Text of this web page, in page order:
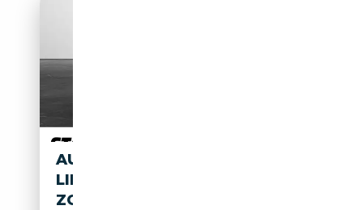
AUDI Q8 E-TRON QUATTRO S
LINE BAVIPLUS MATRIX 21-
ZOLL MEMORY S...